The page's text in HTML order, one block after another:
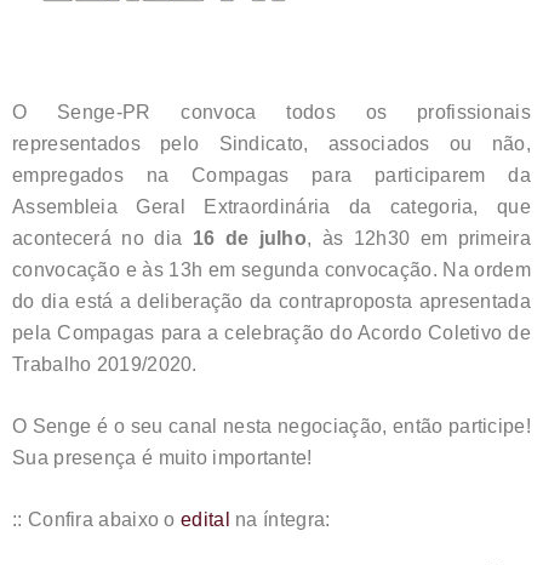
O Senge-PR convoca todos os profissionais
representados pelo Sindicato, associados ou não,
empregados na Compagas para participarem da
Assembleia Geral Extraordinária da categoria, que
acontecerá no dia 16 de julho, às 12h30 em primeira
convocação e às 13h em segunda convocação. Na ordem
do dia está a deliberação da contraproposta apresentada
pela Compagas para a celebração do Acordo Coletivo de
Trabalho 2019/2020.
O Senge é o seu canal nesta negociação, então participe!
Sua presença é muito importante!
:: Confira abaixo oedital na íntegra: